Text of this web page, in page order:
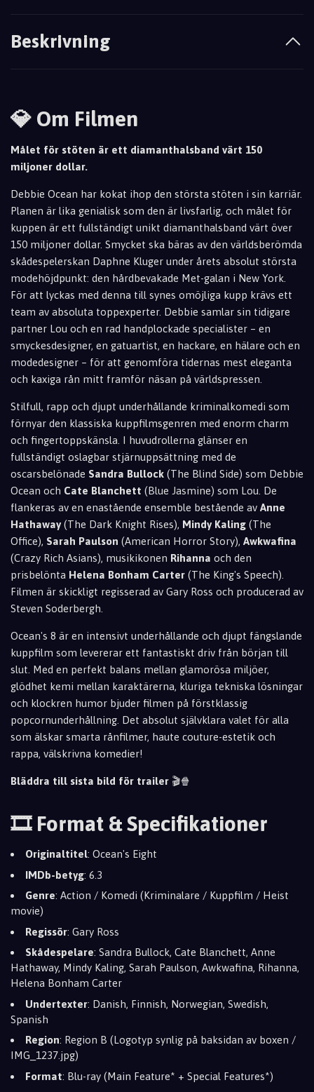
Beskrivning
💎 Om Filmen
Målet för stöten är ett diamanthalsband värt 150
miljoner dollar.
Debbie Ocean har kokat ihop den största stöten i sin karriär.
Planen är lika genialisk som den är livsfarlig, och målet för
kuppen är ett fullständigt unikt diamanthalsband värt över
150 miljoner dollar. Smycket ska bäras av den världsberömda
skådespelerskan Daphne Kluger under årets absolut största
modehöjdpunkt: den hårdbevakade Met-galan i New York.
För att lyckas med denna till synes omöjliga kupp krävs ett
team av absoluta toppexperter. Debbie samlar sin tidigare
partner Lou och en rad handplockade specialister – en
smyckesdesigner, en gatuartist, en hackare, en hälare och en
modedesigner – för att genomföra tidernas mest eleganta
och kaxiga rån mitt framför näsan på världspressen.
Stilfull, rapp och djupt underhållande kriminalkomedi som
förnyar den klassiska kuppfilmsgenren med enorm charm
och fingertoppskänsla. I huvudrollerna glänser en
fullständigt oslagbar stjärnuppsättning med de
oscarsbelönade Sandra Bullock (The Blind Side) som Debbie
Ocean och Cate Blanchett (Blue Jasmine) som Lou. De
flankeras av en enastående ensemble bestående av Anne
Hathaway (The Dark Knight Rises), Mindy Kaling (The
Office), Sarah Paulson (American Horror Story), Awkwafina
(Crazy Rich Asians), musikikonen Rihanna och den
prisbelönta Helena Bonham Carter (The King's Speech).
Filmen är skickligt regisserad av Gary Ross och producerad av
Steven Soderbergh.
Ocean's 8 är en intensivt underhållande och djupt fängslande
kuppfilm som levererar ett fantastiskt driv från början till
slut. Med en perfekt balans mellan glamorösa miljöer,
glödhet kemi mellan karaktärerna, kluriga tekniska lösningar
och klockren humor bjuder filmen på förstklassig
popcornunderhållning. Det absolut självklara valet för alla
som älskar smarta rånfilmer, haute couture-estetik och
rappa, välskrivna komedier!
Bläddra till sista bild för trailer 🎬🍿
🎞️ Format & Specifikationer
Originaltitel: Ocean's Eight
IMDb-betyg: 6.3
Genre: Action / Komedi (Kriminalare / Kuppfilm / Heist
movie)
Regissör: Gary Ross
Skådespelare: Sandra Bullock, Cate Blanchett, Anne
Hathaway, Mindy Kaling, Sarah Paulson, Awkwafina, Rihanna,
Helena Bonham Carter
Undertexter: Danish, Finnish, Norwegian, Swedish,
Spanish
Region: Region B (Logotyp synlig på baksidan av boxen /
IMG_1237.jpg)
Format: Blu-ray (Main Feature* + Special Features*)